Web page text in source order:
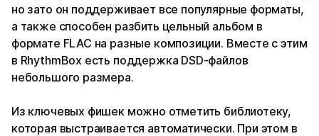
но зато он поддерживает все популярные форматы,
а также способен разбить цельный альбом в
формате FLAC на разные композиции. Вместе с этим
в RhythmBox есть поддержка DSD-файлов
небольшого размера.
Из ключевых фишек можно отметить библиотеку,
которая выстраивается автоматически. При этом в